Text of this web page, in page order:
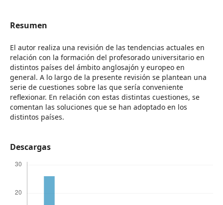
Resumen
El autor realiza una revisión de las tendencias actuales en
relación con la formación del profesorado universitario en
distintos países del ámbito anglosajón y europeo en
general. A lo largo de la presente revisión se plantean una
serie de cuestiones sobre las que sería conveniente
reflexionar. En relación con estas distintas cuestiones, se
comentan las soluciones que se han adoptado en los
distintos países.
Descargas